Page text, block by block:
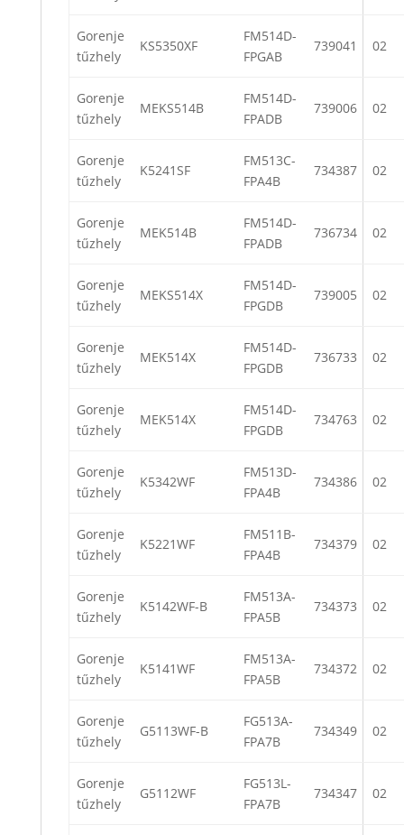
Gorenje
tűzhely
KS5350XF
FM514D-
FPGAB
739041 02
Gorenje
tűzhely
MEKS514B
FM514D-
FPADB
739006 02
Gorenje
tűzhely
K5241SF
FM513C-
FPA4B
734387 02
Gorenje
tűzhely
MEK514B
FM514D-
FPADB
736734 02
Gorenje
tűzhely
MEKS514X
FM514D-
FPGDB
739005 02
Gorenje
tűzhely
MEK514X
FM514D-
FPGDB
736733 02
Gorenje
tűzhely
MEK514X
FM514D-
FPGDB
734763 02
Gorenje
tűzhely
K5342WF
FM513D-
FPA4B
734386 02
Gorenje
tűzhely
K5221WF
FM511B-
FPA4B
734379 02
Gorenje
tűzhely
K5142WF-B
FM513A-
FPA5B
734373 02
Gorenje
tűzhely
K5141WF
FM513A-
FPA5B
734372 02
Gorenje
tűzhely
G5113WF-B
FG513A-
FPA7B
734349 02
Gorenje
tűzhely
G5112WF
FG513L-
FPA7B
734347 02